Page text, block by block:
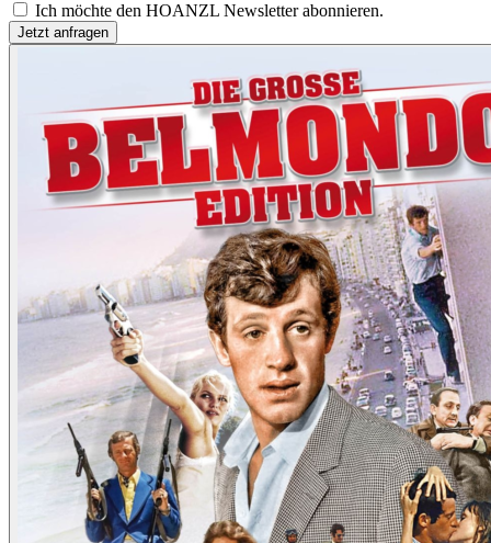
Ich möchte den HOANZL Newsletter abonnieren.